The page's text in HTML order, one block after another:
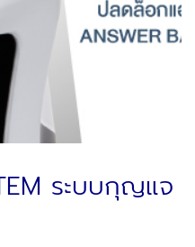
ระบบกุญแจ